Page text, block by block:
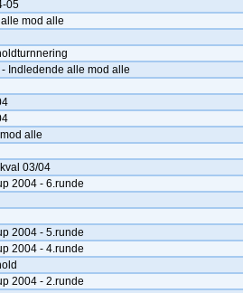
05
mod alle
- Indledende alle mod alle
alle
03/04
2004 - 6.runde
2004 - 5.runde
2004 - 4.runde
2004 - 2.runde